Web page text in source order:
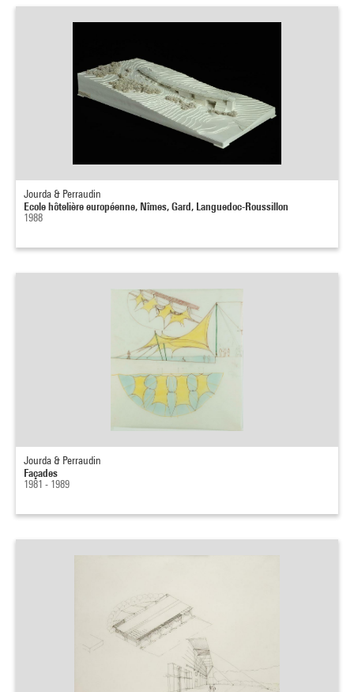
Jourda & Perraudin
Ecole hôtelière européenne, Nîmes, Gard, Languedoc-Roussillon
1988
Jourda & Perraudin
Façades
1981 - 1989